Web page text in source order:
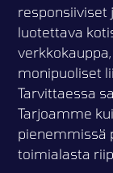
responsiiviset
luotettava
monipuoliset
Tarvittaessa
Tarjoamme
pienemmissä
toimialasta